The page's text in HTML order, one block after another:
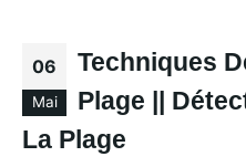
06
Mai
Techniques
Plage ||
La Plage